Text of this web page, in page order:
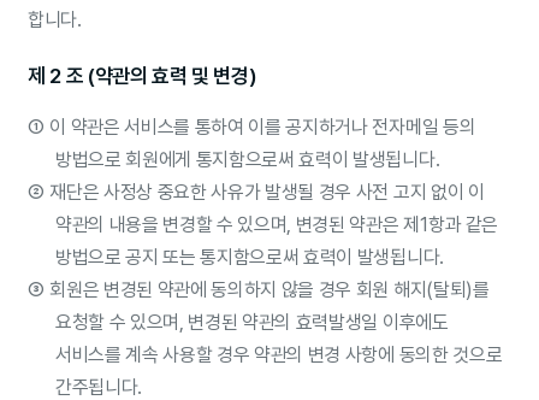
합니다.
제 2 조 (약관의 효력 및 변경)
① 이 약관은 서비스를 통하여 이를 공지하거나 전자메일 등의
방법으로 회원에게 통지함으로써 효력이 발생됩니다.
② 재단은 사정상 중요한 사유가 발생될 경우 사전 고지 없이 이
약관의 내용을 변경할 수 있으며, 변경된 약관은 제1항과 같은
방법으로 공지 또는 통지함으로써 효력이 발생됩니다.
③ 회원은 변경된 약관에 동의하지 않을 경우 회원 해지(탈퇴)를
요청할 수 있으며, 변경된 약관의 효력발생일 이후에도
서비스를 계속 사용할 경우 약관의 변경 사항에 동의한 것으로
간주됩니다.